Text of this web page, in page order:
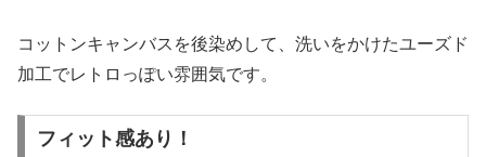
コットンキャンバスを後染めして、洗いをかけたユーズド
加工でレトロっぽい雰囲気です。
フィット感あり！